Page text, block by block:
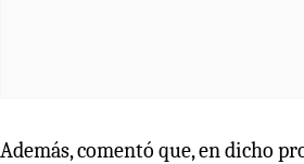
Además, comentó que, en dicho